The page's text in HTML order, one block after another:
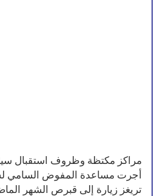
مراكز مكتظة وظروف استقبال
أجرت مساعدة المفوض السامي
تريغز زيارة إلى قبرص الشهر